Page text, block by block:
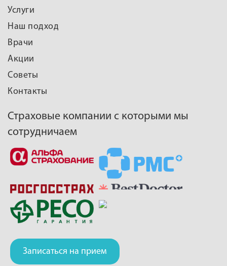
Услуги
Наш подход
Врачи
Акции
Советы
Контакты
Записаться на прием
Страховые компании с которыми мы
сотрудничаем